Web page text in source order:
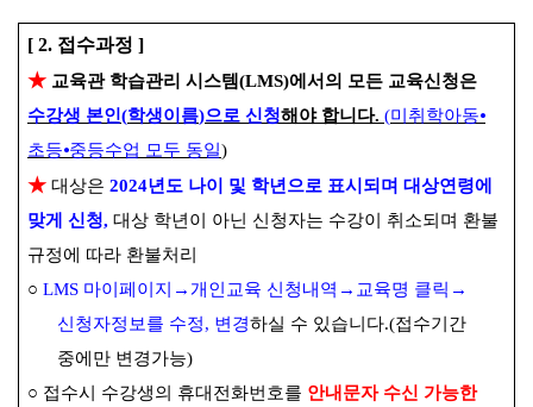
[ 2. 접수과정 ]
★ 교육관 학습관리 시스템(LMS)에서의 모든 교육신청은
수강생 본인(학생이름)으로 신청해야 합니다. (미취학아동⦁
초등⦁중등수업 모두 동일)
★ 대상은 2024년도 나이 및 학년으로 표시되며 대상연령에
맞게 신청, 대상 학년이 아닌 신청자는 수강이 취소되며 환불
규정에 따라 환불처리
○ LMS 마이페이지 → 개인교육 신청내역 → 교육명 클릭 →
신청자정보를 수정, 변경하실 수 있습니다.(접수기간
중에만 변경가능)
○ 접수시 수강생의 휴대전화번호를 안내문자 수신 가능한